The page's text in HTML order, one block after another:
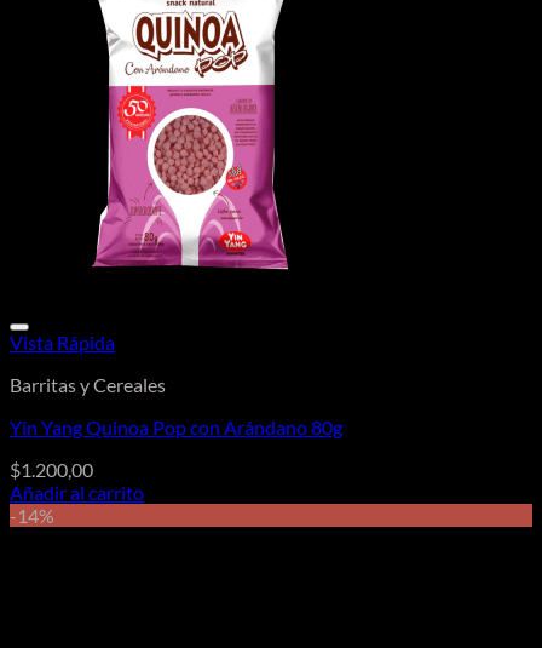
Vista Rápida
Barritas y Cereales
Yin Yang Quinoa Pop con Arándano 80g
$1.200,00
Añadir al carrito
-14%